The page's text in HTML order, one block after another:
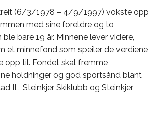
(6/3/1978 – 4/9/1997) vokste opp
med sine foreldre og to
bare 19 år. Minnene lever videre,
et minnefond som speiler de verdiene
opp til. Fondet skal fremme
holdninger og god sportsånd blant
IL, Steinkjer Skiklubb og Steinkjer